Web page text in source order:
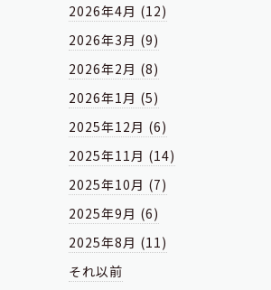
2026年4月 (12)
2026年3月 (9)
2026年2月 (8)
2026年1月 (5)
2025年12月 (6)
2025年11月 (14)
2025年10月 (7)
2025年9月 (6)
2025年8月 (11)
それ以前